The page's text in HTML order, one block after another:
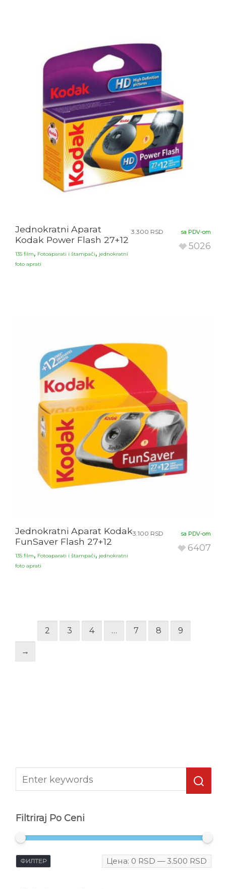
Jednokratni Aparat
Kodak Power Flash 27+12
135 film, Fotoaparati i štampači, jednokratni
foto aprati
3.300 RSD sa PDV-om
5026
Jednokratni Aparat Kodak
FunSaver Flash 27+12
135 film, Fotoaparati i štampači, jednokratni
foto aprati
3.100 RSD sa PDV-om
6407
2 3 4 … 7 8 9
→
Filtriraj Po Ceni
ФИЛТЕР Цена: 0 RSD —3.500 RSD